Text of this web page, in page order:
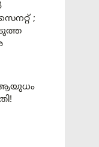
;
ആയുധം